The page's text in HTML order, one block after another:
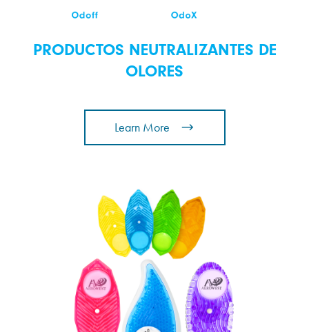
PRODUCTOS NEUTRALIZANTES DE
OLORES
Learn More